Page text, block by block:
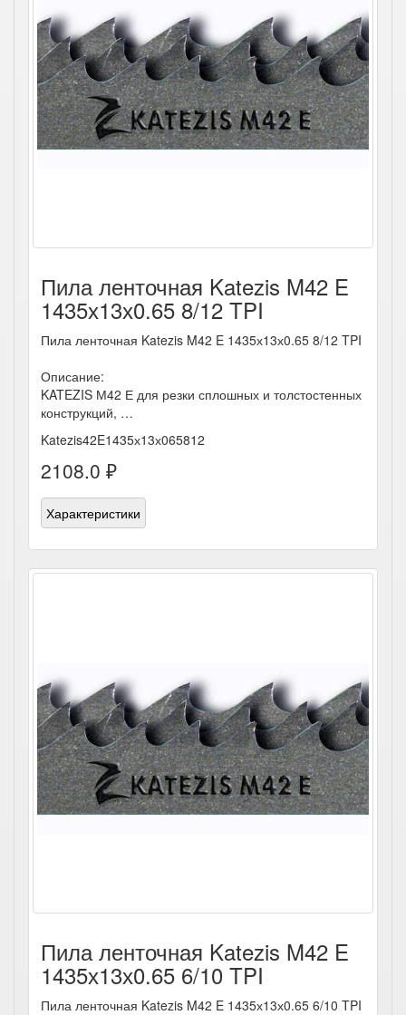
Пила ленточная Katezis M42 E
1435х13х0.65 8/12 TPI
Пила ленточная Katezis M42 E 1435х13х0.65 8/12 TPI
Описание:
KATEZIS М42 Е для резки сплошных и толстостенных
конструкций, …
Katezis42E1435х13х065812
2108.0 ₽
Характеристики
Пила ленточная Katezis M42 E
1435х13х0.65 6/10 TPI
Пила ленточная Katezis M42 E 1435х13х0.65 6/10 TPI